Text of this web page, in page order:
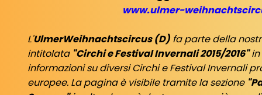
www.ulmer-
L'UlmerWeihnachtscircus (D) fa parte della
intitolata "Circhi e Festival Invernali 2015/2016"in
informazioni su diversi Circhi e Festival Invernali
europee. La pagina è visibile tramite la sezione